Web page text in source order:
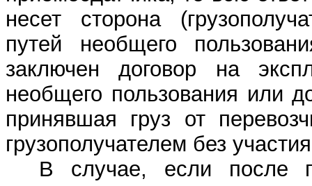
несет сторона
путей необщего
заключен договор на
необщего пользования или
принявшая груз от
грузополучателем без
В случае, если после